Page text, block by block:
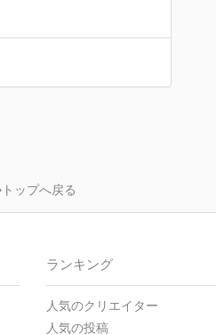
トップへ戻る
ランキング
人気のクリエイター
人気の投稿